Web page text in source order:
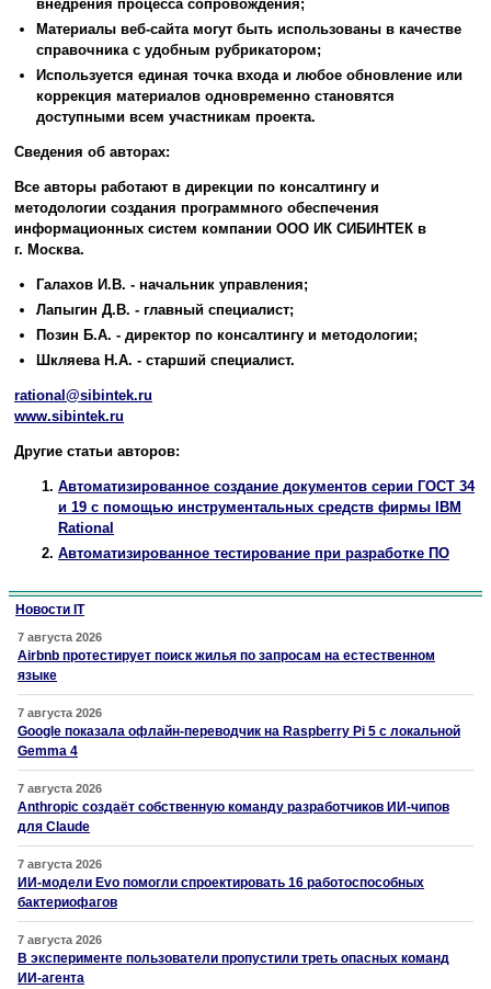
внедрения процесса сопровождения;
Материалы веб-сайта могут быть использованы в качестве
справочника с удобным рубрикатором;
Используется единая точка входа и любое обновление или
коррекция материалов одновременно становятся
доступными всем участникам проекта.
Сведения об авторах:
Все авторы работают в дирекции по консалтингу и
методологии создания программного обеспечения
информационных систем компании ООО ИК СИБИНТЕК в
г. Москва.
Галахов И.В. - начальник управления;
Лапыгин Д.В. - главный специалист;
Позин Б.А. - директор по консалтингу и методологии;
Шкляева Н.А. - старший специалист.
rational@sibintek.ru
www.sibintek.ru
Другие статьи авторов:
Автоматизированное создание документов серии ГОСТ 34
и 19 с помощью инструментальных средств фирмы IBM
Rational
Автоматизированное тестирование при разработке ПО
Новости IT
7 августа 2026
Airbnb протестирует поиск жилья по запросам на естественном
языке
7 августа 2026
Google показала офлайн-переводчик на Raspberry Pi 5 с локальной
Gemma 4
7 августа 2026
Anthropic создаёт собственную команду разработчиков ИИ-чипов
для Claude
7 августа 2026
ИИ-модели Evo помогли спроектировать 16 работоспособных
бактериофагов
7 августа 2026
В эксперименте пользователи пропустили треть опасных команд
ИИ-агента